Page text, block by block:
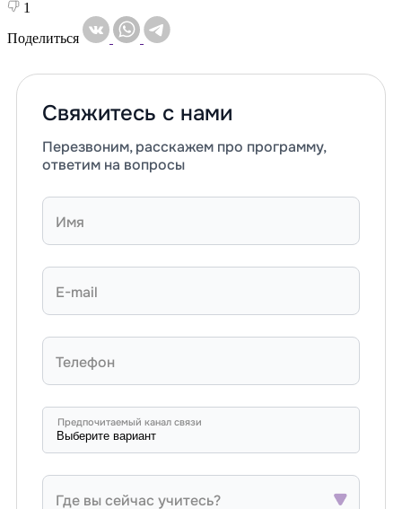
1
Поделиться
Свяжитесь с нами
Перезвоним, расскажем про программу,
ответим на вопросы
Имя
E-mail
Телефон
Предпочитаемый канал связи
Где вы сейчас учитесь?